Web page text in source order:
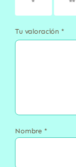
Tu valoración *
Nombre *